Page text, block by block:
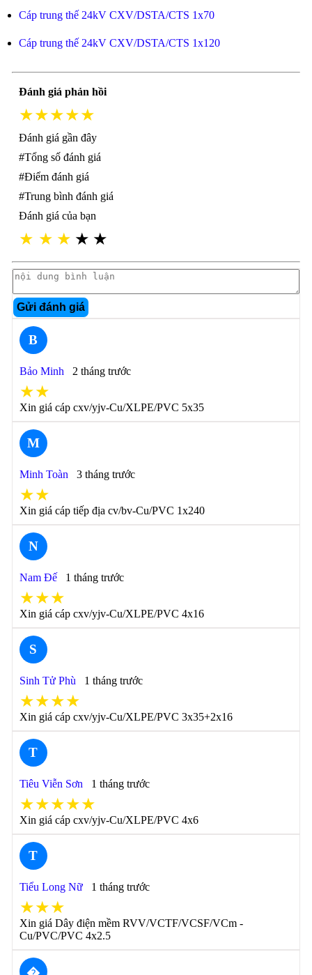
Cáp trung thế 24kV CXV/DSTA/CTS 1x70
Cáp trung thế 24kV CXV/DSTA/CTS 1x120
Đánh giá phản hồi
★★★★★
Đánh giá gần đây
#Tổng số đánh giá
#Điểm đánh giá
#Trung bình đánh giá
Đánh giá của bạn
★ ★ ★ ★ ★
Gửi đánh giá
B
Bảo Minh 2 tháng trước
★★
Xin giá cáp cxv/yjv-Cu/XLPE/PVC 5x35
M
Minh Toàn 3 tháng trước
★★
Xin giá cáp tiếp địa cv/bv-Cu/PVC 1x240
N
Nam Đế 1 tháng trước
★★★
Xin giá cáp cxv/yjv-Cu/XLPE/PVC 4x16
S
Sinh Tử Phù 1 tháng trước
★★★★
Xin giá cáp cxv/yjv-Cu/XLPE/PVC 3x35+2x16
T
Tiêu Viễn Sơn 1 tháng trước
★★★★★
Xin giá cáp cxv/yjv-Cu/XLPE/PVC 4x6
T
Tiểu Long Nữ 1 tháng trước
★★★
Xin giá Dây điện mềm RVV/VCTF/VCSF/VCm -
Cu/PVC/PVC 4x2.5